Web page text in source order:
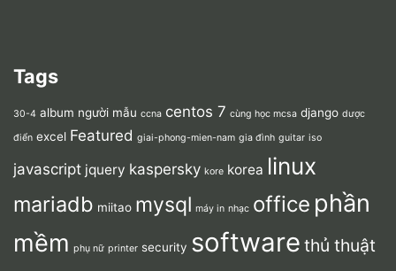
Tags
30-4 album người mẫu ccna centos 7 cùng học mcsa django dược
điển excel Featured giai-phong-mien-nam gia đình guitar iso
javascript jquery kaspersky kore korea linux
mariadb miitao mysql máy in nhạc office phần
mềm phụ nữ printer security software thủ thuật